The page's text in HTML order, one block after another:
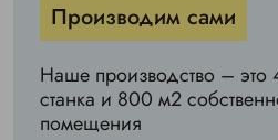
Производим сами
Наше производство – это
станка и 800 м2
помещения